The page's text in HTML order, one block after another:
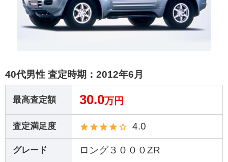
40代男性 査定時期： 2012年6月
最高査定額 30.0万円
査定満足度 4.0
グレード ロング３０００ZR